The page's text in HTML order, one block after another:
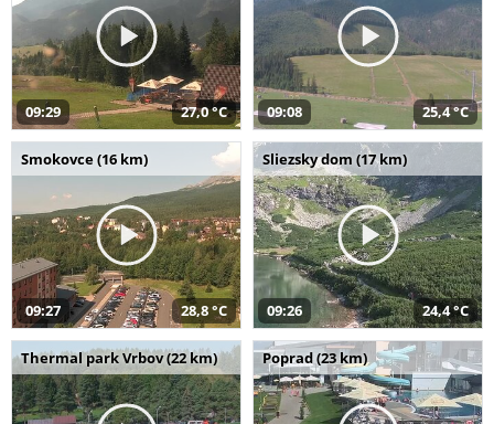
09:29 27,0 °C 09:08 25,4 °C
Smokovce (16 km)
09:27 28,8 °C
Sliezsky dom (17 km)
09:26 24,4 °C
Thermal park Vrbov (22 km) Poprad (23 km)